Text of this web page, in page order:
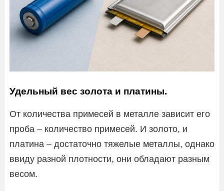
Удельный вес золота и платины.
От количества примесей в металле зависит его
проба – количество примесей. И золото, и
платина – достаточно тяжелые металлы, однако
ввиду разной плотности, они обладают разным
весом.